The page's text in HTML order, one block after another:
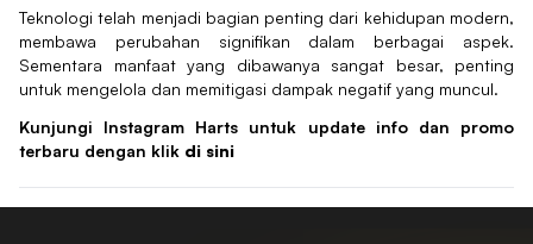
Teknologi telah menjadi bagian penting dari kehidupan modern,
membawa perubahan signifikan dalam berbagai aspek.
Sementara manfaat yang dibawanya sangat besar, penting
untuk mengelola dan memitigasi dampak negatif yang muncul.
Kunjungi Instagram Harts untuk update info dan promo
terbaru dengan klik di sini